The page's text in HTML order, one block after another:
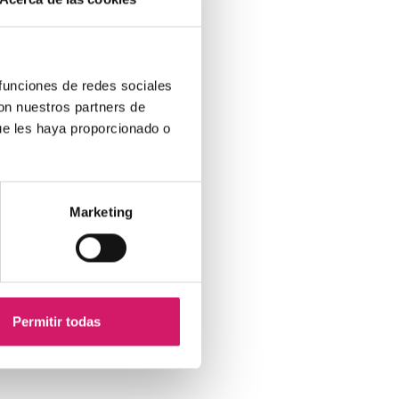
de redes sociales
nuestros partners de
les haya proporcionado o
Marketing
Permitir todas